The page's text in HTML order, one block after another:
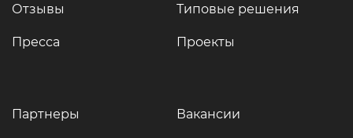
Отзывы
Пресса
Типовые решения
Проекты
Партнеры Вакансии